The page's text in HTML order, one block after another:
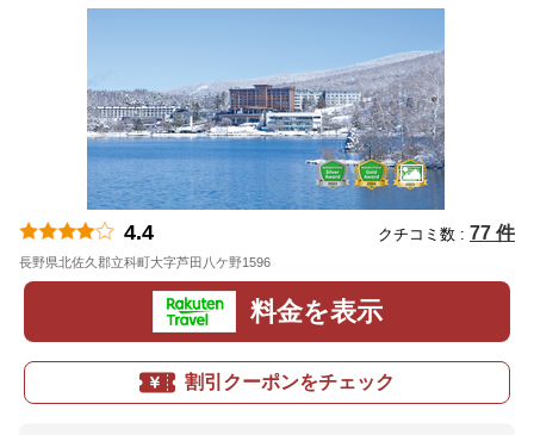
4.4 クチコミ数 : 77 件
長野県北佐久郡立科町大字芦田八ケ野1596
料金を表示
割引クーポンをチェック